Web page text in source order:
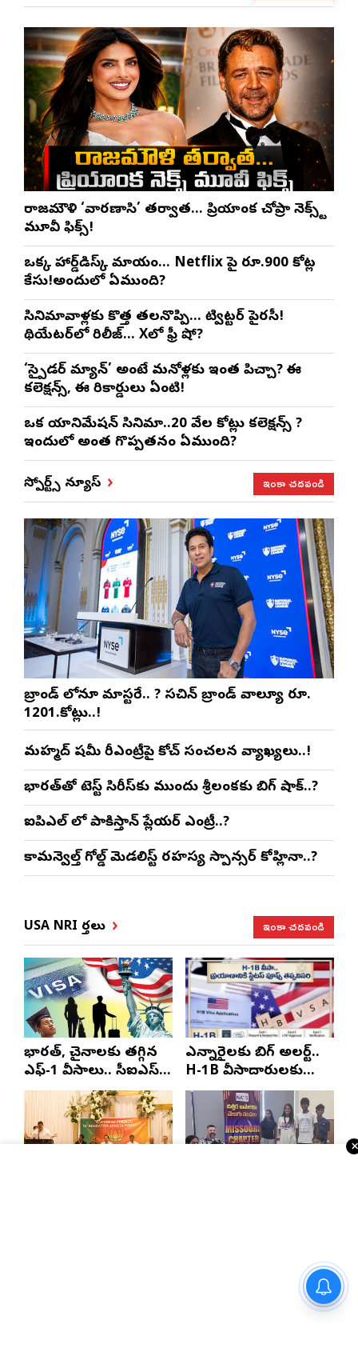
రాజమౌళి ‘వారణాసి’ తర్వాత… ప్రియాంక చోప్రా నెక్స్ట్
మూవీ ఫిక్స్!
ఒక్క హార్డ్‌డిస్క్ మాయం… Netflix పై రూ.900 కోట్ల
కేసు!అందులో ఏముంది?
సినిమావాళ్లకు కొత్త తలనొప్పి… ట్విట్టర్ పైరసీ!
థియేటర్‌లో రిలీజ్… Xలో ఫ్రీ షో?
‘స్పైడర్ మ్యాన్’ అంటే మనోళ్లకు ఇంత పిచ్చా? ఈ
కలెక్షన్స్, ఈ రికార్డులు ఏంటి!
ఒక యానిమేషన్ సినిమా..20 వేల కోట్లు కలెక్షన్స్ ?
ఇందులో అంత గొప్పతనం ఏముంది?
స్పోర్ట్స్ న్యూస్ ఇంకా చదవండి
బ్రాండ్ లోనూ మాస్టరే.. ? సచిన్ బ్రాండ్ వాల్యూ రూ.
1201.కోట్లు..!
మహ్మద్ షమీ రీఎంట్రీపై కోచ్ సంచలన వ్యాఖ్యలు..!
భారత్‌తో టెస్ట్ సిరీస్‌కు ముందు శ్రీలంకకు బిగ్ షాక్..?
ఐపిఎల్ లో పాకిస్తాన్ ప్లేయర్ ఎంట్రీ..?
కామన్వెల్త్ గోల్డ్ మెడలిస్ట్ రహస్య స్పాన్సర్ కోహ్లినా..?
USA NRI వార్తలు ఇంకా చదవండి
భారత్, చైనాలకు తగ్గిన
ఎఫ్-1 వీసాలు.. సీఐఎస్
నివేదిక..!
ఎన్నారైలకు బిగ్ అలర్ట్..
H-1B వీసాదారులకు
ప్రయాణ సమయంలో
స్టేటస్ ప్రూఫ్స్ తప్పనిసరి..!